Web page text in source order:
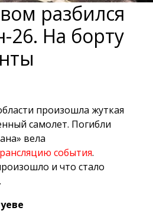
разбился
26. На борту
произошла жуткая
самолет. Погибли
вела
события.
и что стало